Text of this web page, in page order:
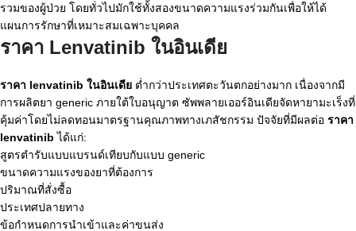
รวมของผู้ป่วย โดยทั่วไปมักใช้ทั้งสองขนาดความแรงร่วมกันเพื่อให้ได้
แผนการรักษาที่เหมาะสมเฉพาะบุคคล
ราคา Lenvatinib ในอินเดีย
ราคา lenvatinib ในอินเดีย ต่ำกว่าประเทศตะวันตกอย่างมาก เนื่องจากมี
การผลิตยา generic ภายใต้ใบอนุญาต ซัพพลายเออร์อินเดียจัดหายามะเร็งที่
คุ้มค่าโดยไม่ลดทอนมาตรฐานคุณภาพทางเภสัชกรรม ปัจจัยที่มีผลต่อ ราคา
lenvatinib ได้แก่:
สูตรตำรับแบบแบรนด์เทียบกับแบบ generic
ขนาดความแรงของยาที่ต้องการ
ปริมาณที่สั่งซื้อ
ประเทศปลายทาง
ข้อกำหนดการนำเข้าและค่าขนส่ง